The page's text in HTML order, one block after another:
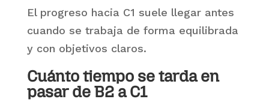
El progreso hacia C1 suele llegar antes
cuando se trabaja de forma equilibrada
y con objetivos claros.
Cuánto tiempo se tarda en
pasar de B2 a C1